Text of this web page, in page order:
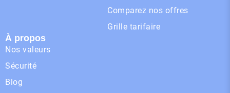
Comparez nos offres
Grille tarifaire
À propos
Nos valeurs
Sécurité
Blog